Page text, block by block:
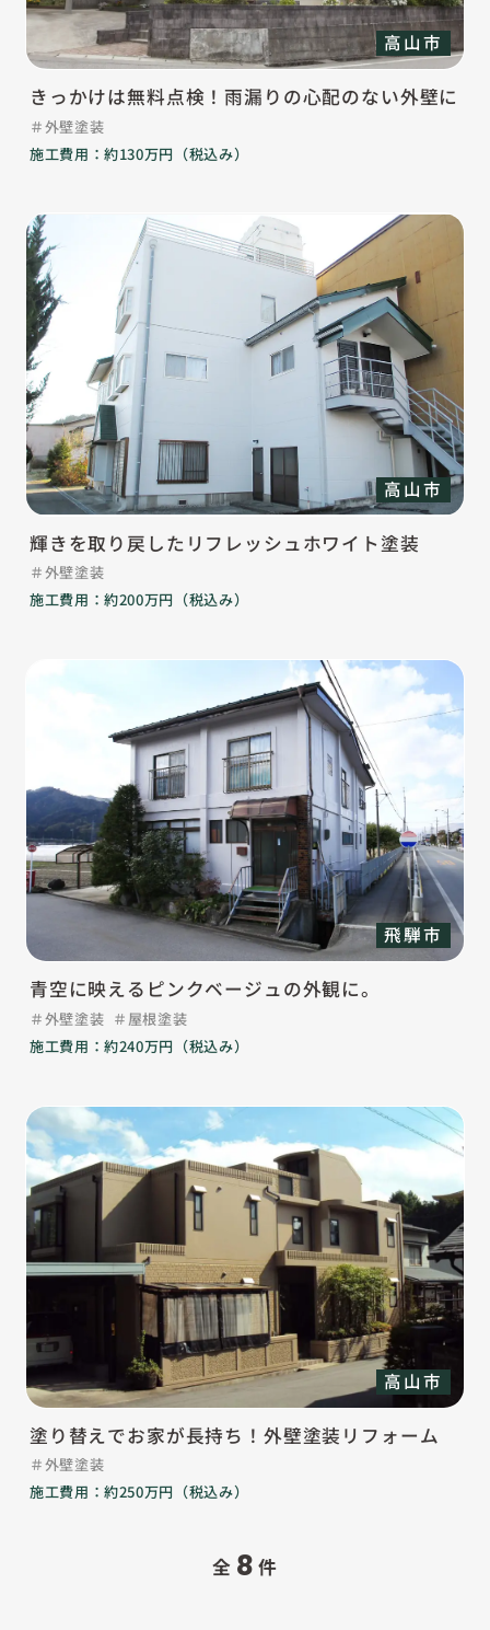
高山市
きっかけは無料点検！雨漏りの心配のない外壁に
外壁塗装
施工費用：約130万円（税込み）
高山市
輝きを取り戻したリフレッシュホワイト塗装
外壁塗装
施工費用：約200万円（税込み）
飛騨市
青空に映えるピンクベージュの外観に。
外壁塗装
屋根塗装
施工費用：約240万円（税込み）
高山市
塗り替えでお家が長持ち！外壁塗装リフォーム
外壁塗装
施工費用：約250万円（税込み）
全 8 件